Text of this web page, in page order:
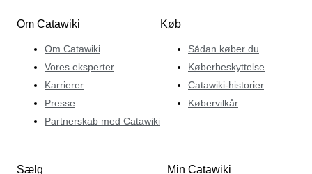
Om Catawiki
Om Catawiki
Vores eksperter
Karrierer
Presse
Partnerskab med Catawiki
Køb
Sådan køber du
Køberbeskyttelse
Catawiki-historier
Købervilkår
Sælg Min Catawiki